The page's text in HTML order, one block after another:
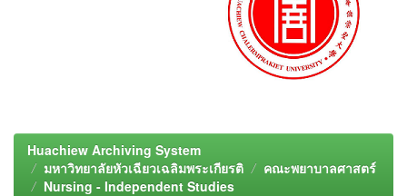
Huachiew Archiving System
มหาวิทยาลัยหัวเฉียวเฉลิมพระเกียรติ
คณะพยาบาลศาสตร์
Nursing - Independent Studies